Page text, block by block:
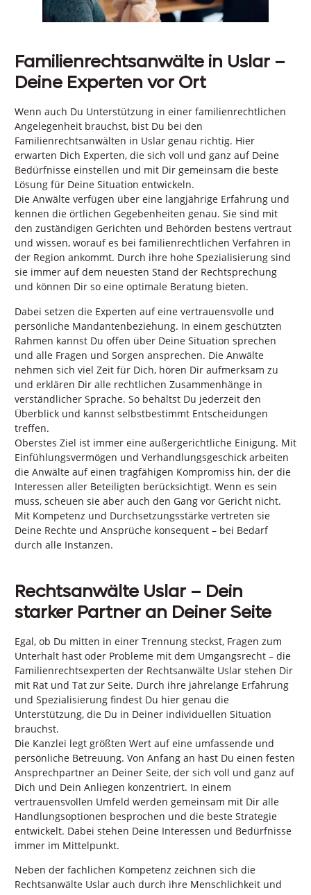
Familienrechtsanwälte in Uslar –
Deine Experten vor Ort
Wenn auch Du Unterstützung in einer familienrechtlichen
Angelegenheit brauchst, bist Du bei den
Familienrechtsanwälten in Uslar genau richtig. Hier
erwarten Dich Experten, die sich voll und ganz auf Deine
Bedürfnisse einstellen und mit Dir gemeinsam die beste
Lösung für Deine Situation entwickeln.
Die Anwälte verfügen über eine langjährige Erfahrung und
kennen die örtlichen Gegebenheiten genau. Sie sind mit
den zuständigen Gerichten und Behörden bestens vertraut
und wissen, worauf es bei familienrechtlichen Verfahren in
der Region ankommt. Durch ihre hohe Spezialisierung sind
sie immer auf dem neuesten Stand der Rechtsprechung
und können Dir so eine optimale Beratung bieten.
Dabei setzen die Experten auf eine vertrauensvolle und
persönliche Mandantenbeziehung. In einem geschützten
Rahmen kannst Du offen über Deine Situation sprechen
und alle Fragen und Sorgen ansprechen. Die Anwälte
nehmen sich viel Zeit für Dich, hören Dir aufmerksam zu
und erklären Dir alle rechtlichen Zusammenhänge in
verständlicher Sprache. So behältst Du jederzeit den
Überblick und kannst selbstbestimmt Entscheidungen
treffen.
Oberstes Ziel ist immer eine außergerichtliche Einigung. Mit
Einfühlungsvermögen und Verhandlungsgeschick arbeiten
die Anwälte auf einen tragfähigen Kompromiss hin, der die
Interessen aller Beteiligten berücksichtigt. Wenn es sein
muss, scheuen sie aber auch den Gang vor Gericht nicht.
Mit Kompetenz und Durchsetzungsstärke vertreten sie
Deine Rechte und Ansprüche konsequent – bei Bedarf
durch alle Instanzen.
Rechtsanwälte Uslar – Dein
starker Partner an Deiner Seite
Egal, ob Du mitten in einer Trennung steckst, Fragen zum
Unterhalt hast oder Probleme mit dem Umgangsrecht – die
Familienrechtsexperten der Rechtsanwälte Uslar stehen Dir
mit Rat und Tat zur Seite. Durch ihre jahrelange Erfahrung
und Spezialisierung findest Du hier genau die
Unterstützung, die Du in Deiner individuellen Situation
brauchst.
Die Kanzlei legt größten Wert auf eine umfassende und
persönliche Betreuung. Von Anfang an hast Du einen festen
Ansprechpartner an Deiner Seite, der sich voll und ganz auf
Dich und Dein Anliegen konzentriert. In einem
vertrauensvollen Umfeld werden gemeinsam mit Dir alle
Handlungsoptionen besprochen und die beste Strategie
entwickelt. Dabei stehen Deine Interessen und Bedürfnisse
immer im Mittelpunkt.
Neben der fachlichen Kompetenz zeichnen sich die
Rechtsanwälte Uslar auch durch ihre Menschlichkeit und